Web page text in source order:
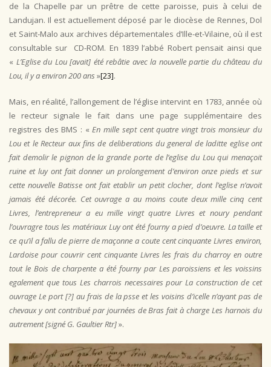
de la Chapelle par un prêtre de cette paroisse, puis à celui de
Landujan. Il est actuellement déposé par le diocèse de Rennes, Dol
et Saint-Malo aux archives départementales d’Ille-et-Vilaine, où il est
consultable sur CD-ROM. En 1839 l’abbé Robert pensait ainsi que
« L’Eglise du Lou [avait] été rebâtie avec la nouvelle partie du château du
Lou, il y a environ 200 ans »[23].
Mais, en réalité, l’allongement de l’église intervint en 1783, année où
le recteur signale le fait dans une page supplémentaire des
registres des BMS : «En mille sept cent quatre vingt trois monsieur du
Lou et le Recteur aux fins de deliberations du general de laditte eglise ont
fait demolir le pignon de la grande porte de l’eglise du Lou qui menaçoit
ruine et luy ont fait donner un prolongement d’environ onze pieds et sur
cette nouvelle Batisse ont fait etablir un petit clocher, dont l’eglise n’avoit
jamais été décorée. Cet ouvrage a au moins coute deux mille cinq cent
Livres, l’entrepreneur a eu mille vingt quatre Livres et noury pendant
l’ouvragre tous les matériaux Luy ont été fourny a pied d’oeuvre. La taille et
ce qu’il a fallu de pierre de maçonne a coute cent cinquante Livres environ,
Lardoise pour couvrir cent cinquante Livres les frais du charroy en outre
tout le Bois de charpente a été fourny par Les paroissiens et les voissins
egalement que tous Les charrois necessaires pour La construction de cet
ouvrage Le port [?] au frais de la psse et les voisins d’icelle n’ayant pas de
chevaux y ont contribué par journées de Bras fait à charge Les harnois du
autrement [signé G. Gaultier Rtr]».